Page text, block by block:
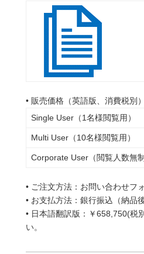
• 販売価格（英語版、消費税別）
Single User（1名様閲覧用）
Multi User（10名様閲覧用）
Corporate User（閲覧人数無制
• ご注文方法：お問い合わせフ
• お支払方法：銀行振込（納品
• 日本語翻訳版：￥658,750(税
い。